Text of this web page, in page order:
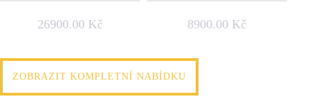
26900.00 Kč 8900.00 Kč
ZOBRAZIT KOMPLETNÍ NABÍDKU